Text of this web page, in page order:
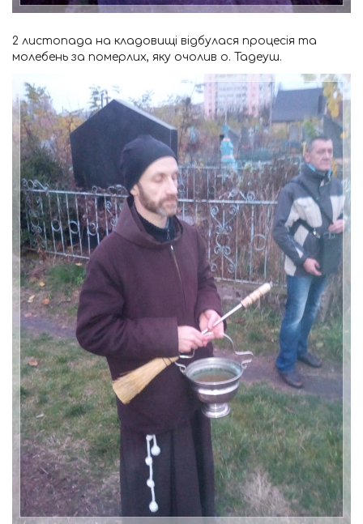
2 листопада на кладовищі відбулася процесія та
молебень за померлих, яку очолив о. Тадеуш.